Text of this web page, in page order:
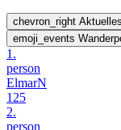
chevron_right Aktuelles
emoji_events
1.
person
ElmarN
125
2.
person